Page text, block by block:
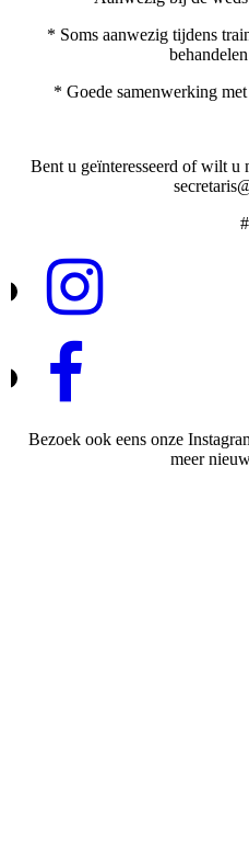
* Soms aanwezig tijdens
* Goede samenwerking
Bent u geïnteresseerd of wilt u
#
Bezoek ook eens onze
meer